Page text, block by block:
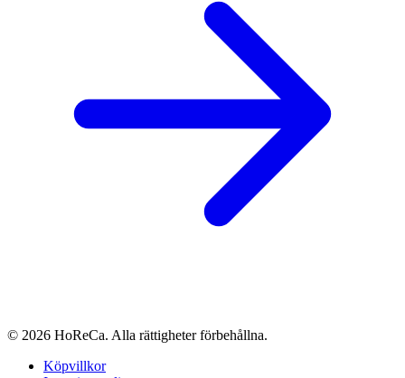
© 2026 HoReCa. Alla rättigheter förbehållna.
Köpvillkor